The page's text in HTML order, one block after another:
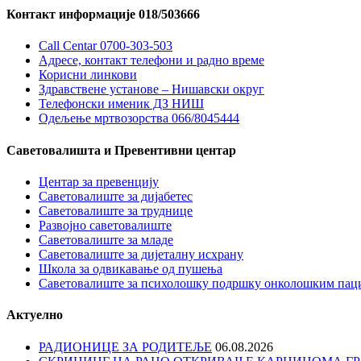
Контакт информације 018/503666
Call Centar 0700-303-503
Адресe, контакт телефони и радно време
Корисни линкови
Здравствене установе – Нишавски округ
Телефонски именик ДЗ НИШ
Одељење мртвозорства 066/8045444
Саветовалишта и Превентивни центар
Центар за превенцију
Саветовалиште за дијабетес
Саветовалиште за труднице
Развојно саветовалиште
Саветовалиште за младе
Саветовалиште за дијеталну исхрану
Школа за одвикавање од пушења
Саветовалиште за психолошку подршку онколошким
Актуелно
РАДИОНИЦЕ ЗА РОДИТЕЉЕ 06.08.2026